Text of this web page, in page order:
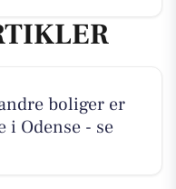
boliger er
i Odense - se